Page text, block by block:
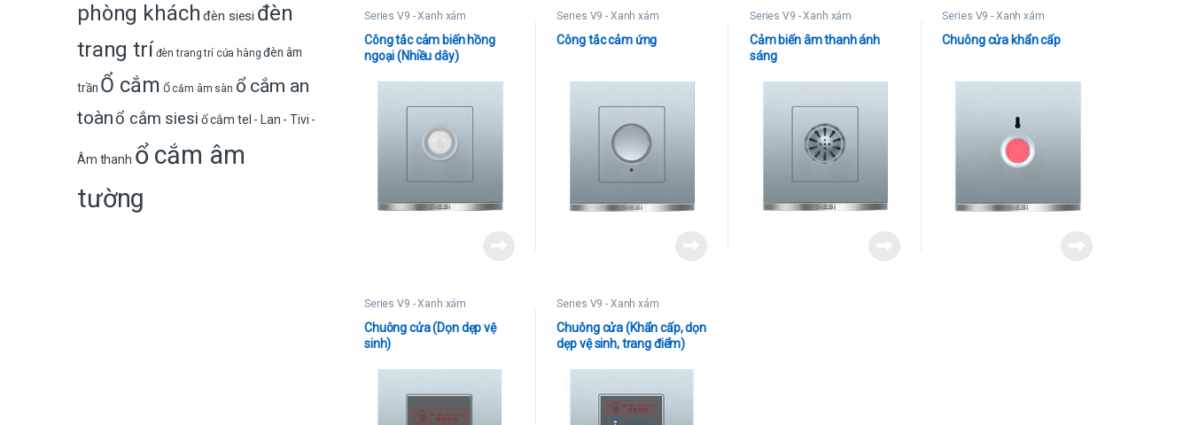
Series V9 - Xanh xám
Công tắc cảm biến hồng
ngoại (Nhiều dây)
Series V9 - Xanh xám
Công tắc cảm ứng
Series V9 - Xanh xám
Cảm biến âm thanh ánh
sáng
Series V9 - Xanh xám
Chuông cửa khẩn cấp
Series V9 - Xanh xám
Chuông cửa (Dọn dẹp vệ
sinh)
Series V9 - Xanh xám
Chuông cửa (Khẩn cấp, dọn
dẹp vệ sinh, trang điểm)
phòng khách đèn siesi đèn
trang trí đèn trang trí cửa hàng đèn âm
trần Ổ cắm Ổ cắm âm sàn ổ cắm an
toànổ cắm siesi ổ cắm tel - Lan - Tivi -
Âm thanh ổ cắm âm
tường